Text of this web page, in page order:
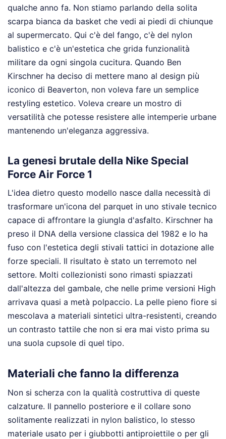
qualche anno fa. Non stiamo parlando della solita
scarpa bianca da basket che vedi ai piedi di chiunque
al supermercato. Qui c'è del fango, c'è del nylon
balistico e c'è un'estetica che grida funzionalità
militare da ogni singola cucitura. Quando Ben
Kirschner ha deciso di mettere mano al design più
iconico di Beaverton, non voleva fare un semplice
restyling estetico. Voleva creare un mostro di
versatilità che potesse resistere alle intemperie urbane
mantenendo un'eleganza aggressiva.
La genesi brutale della Nike Special
Force Air Force 1
L'idea dietro questo modello nasce dalla necessità di
trasformare un'icona del parquet in uno stivale tecnico
capace di affrontare la giungla d'asfalto. Kirschner ha
preso il DNA della versione classica del 1982 e lo ha
fuso con l'estetica degli stivali tattici in dotazione alle
forze speciali. Il risultato è stato un terremoto nel
settore. Molti collezionisti sono rimasti spiazzati
dall'altezza del gambale, che nelle prime versioni High
arrivava quasi a metà polpaccio. La pelle pieno fiore si
mescolava a materiali sintetici ultra-resistenti, creando
un contrasto tattile che non si era mai visto prima su
una suola cupsole di quel tipo.
Materiali che fanno la differenza
Non si scherza con la qualità costruttiva di queste
calzature. Il pannello posteriore e il collare sono
solitamente realizzati in nylon balistico, lo stesso
materiale usato per i giubbotti antiproiettile o per gli